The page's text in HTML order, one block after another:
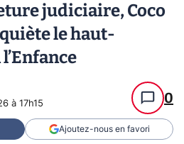
judiciaire, Coco
le haut-
à 17h15 0
Ajoutez-nous en favori